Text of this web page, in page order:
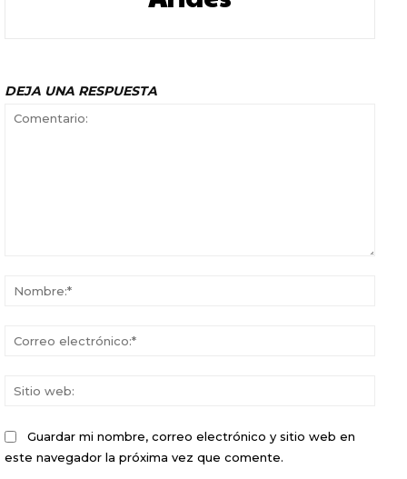
DEJA UNA RESPUESTA
Guardar mi nombre, correo electrónico y sitio web en
este navegador la próxima vez que comente.